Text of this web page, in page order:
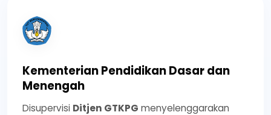
Kementerian Pendidikan Dasar dan
Menengah
Disupervisi Ditjen GTKPG menyelenggarakan